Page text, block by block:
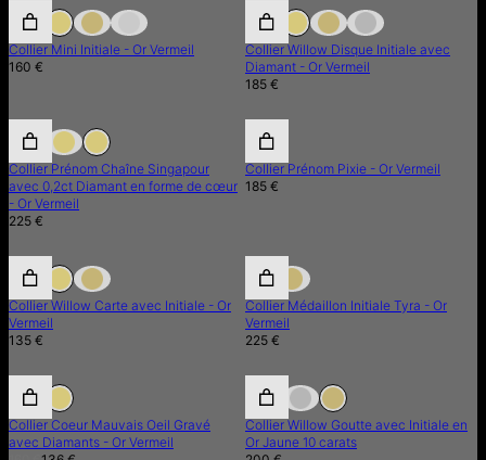
Collier Mini Initiale - Or Vermeil
160 €
Collier Willow Disque Initiale avec
Diamant - Or Vermeil
185 €
Collier Prénom Chaîne Singapour
avec 0,2ct Diamant en forme de cœur
- Or Vermeil
225 €
Collier Prénom Pixie - Or Vermeil
185 €
Collier Willow Carte avec Initiale - Or
Vermeil
135 €
Collier Médaillon Initiale Tyra - Or
Vermeil
225 €
15% de réduction 15% de réduction
Collier Coeur Mauvais Oeil Gravé
avec Diamants - Or Vermeil
Collier Willow Goutte avec Initiale en
Or Jaune 10 carats